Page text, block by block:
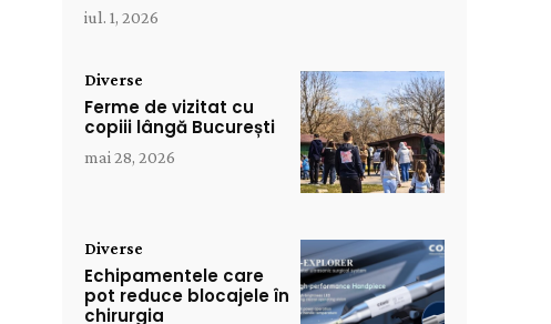
iul. 1, 2026
Diverse
Ferme de vizitat cu
copiii lângă București
mai 28, 2026
Diverse
Echipamentele care
pot reduce blocajele în
chirurgia